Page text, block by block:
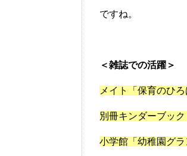
ですね。
＜雑誌での活躍＞
メイト「保育のひろ
別冊キンダーブック
小学館「幼稚園グラ